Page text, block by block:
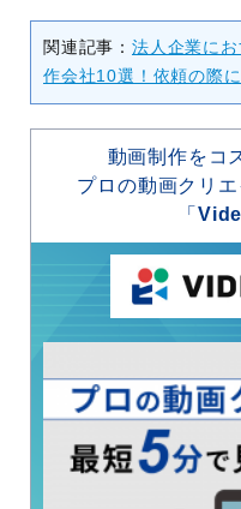
関連記事： 法人企業に
作会社10選！依頼の際
動画制作をコ
プロの動画クリ
「